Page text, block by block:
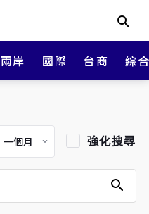
兩岸 國際 台商 綜
強化搜尋